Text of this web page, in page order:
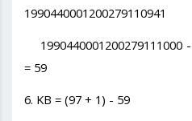
1990440001200279110941
1990440001200279111000 -
= 59
6. KB = (97 + 1) - 59